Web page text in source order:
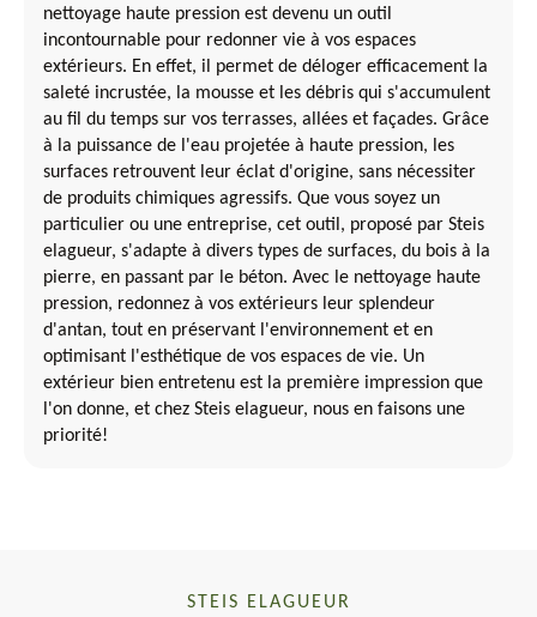
nettoyage haute pression est devenu un outil
incontournable pour redonner vie à vos espaces
extérieurs. En effet, il permet de déloger efficacement la
saleté incrustée, la mousse et les débris qui s'accumulent
au fil du temps sur vos terrasses, allées et façades. Grâce
à la puissance de l'eau projetée à haute pression, les
surfaces retrouvent leur éclat d'origine, sans nécessiter
de produits chimiques agressifs. Que vous soyez un
particulier ou une entreprise, cet outil, proposé par Steis
elagueur, s'adapte à divers types de surfaces, du bois à la
pierre, en passant par le béton. Avec le nettoyage haute
pression, redonnez à vos extérieurs leur splendeur
d'antan, tout en préservant l'environnement et en
optimisant l'esthétique de vos espaces de vie. Un
extérieur bien entretenu est la première impression que
l'on donne, et chez Steis elagueur, nous en faisons une
priorité!
STEIS ELAGUEUR